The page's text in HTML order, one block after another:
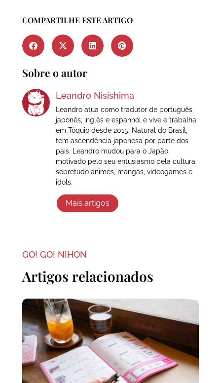
COMPARTILHE ESTE ARTIGO
Sobre o autor
Leandro Nisishima
Leandro atua como tradutor de português,
japonês, inglês e espanhol e vive e trabalha
em Tóquio desde 2015. Natural do Brasil,
tem ascendência japonesa por parte dos
pais. Leandro mudou para o Japão
motivado pelo seu entusiasmo pela cultura,
sobretudo animes, mangás, videogames e
idols.
Mais artigos
GO! GO! NIHON
Artigos relacionados